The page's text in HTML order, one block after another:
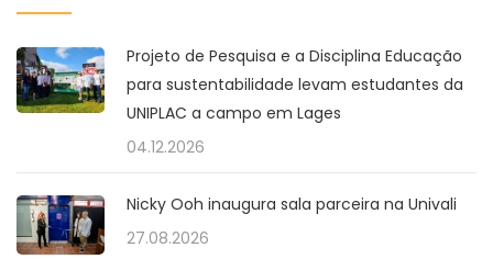
Projeto de Pesquisa e a Disciplina Educação
para sustentabilidade levam estudantes da
UNIPLAC a campo em Lages
04.12.2026
Nicky Ooh inaugura sala parceira na Univali
27.08.2026